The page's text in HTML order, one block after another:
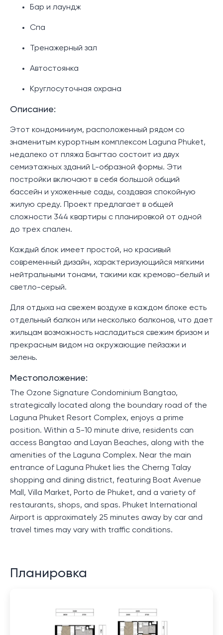
Бар и лаундж
Спа
Тренажерный зал
Автостоянка
Круглосуточная охрана
Описание:
Этот кондоминиум, расположенный рядом со
знаменитым курортным комплексом Laguna Phuket,
недалеко от пляжа Бангтао состоит из двух
семиэтажных зданий L-образной формы. Эти
постройки включают в себя большой общий
бассейн и ухоженные сады, создавая спокойную
жилую среду. Проект предлагает в общей
сложности 344 квартиры с планировкой от одной
до трех спален.
Каждый блок имеет простой, но красивый
современный дизайн, характеризующийся мягкими
нейтральными тонами, такими как кремово-белый и
светло-серый.
Для отдыха на свежем воздухе в каждом блоке есть
отдельный балкон или несколько балконов, что дает
жильцам возможность насладиться свежим бризом и
прекрасным видом на окружающие пейзажи и
зелень.
Местоположение:
The Ozone Signature Condominium Bangtao,
strategically located along the boundary road of the
Laguna Phuket Resort Complex, enjoys a prime
position. Within a 5-10 minute drive, residents can
access Bangtao and Layan Beaches, along with the
amenities of the Laguna Complex. Near the main
entrance of Laguna Phuket lies the Cherng Talay
shopping and dining district, featuring Boat Avenue
Mall, Villa Market, Porto de Phuket, and a variety of
restaurants, shops, and spas. Phuket International
Airport is approximately 25 minutes away by car and
travel times may vary with traffic conditions.
Планировка